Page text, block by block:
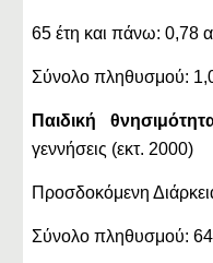
65 έτη και πάνω: 0,78
Σύνολο πληθυσμού:
Παιδική
γεννήσεις (εκτ. 2000)
Προσδοκόμενη
Σύνολο πληθυσμού: 64